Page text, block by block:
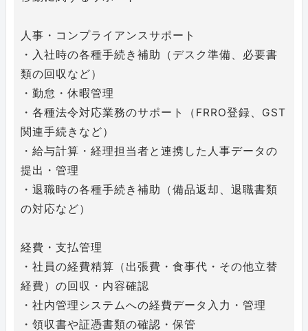
人事・コンプライアンスサポート
・入社時の各種手続き補助（デスク準備、必要書
類の回収など）
・勤怠・休暇管理
・各種法令対応業務のサポート（FRRO登録、GST
関連手続きなど）
・給与計算・経理担当者と連携した人事データの
提出・管理
・退職時の各種手続き補助（備品返却、退職書類
の対応など）
経費・支払管理
・社員の経費精算（出張費・食事代・その他立替
経費）の回収・内容確認
・社内管理システムへの経費データ入力・管理
・領収書や証憑書類の確認・保管